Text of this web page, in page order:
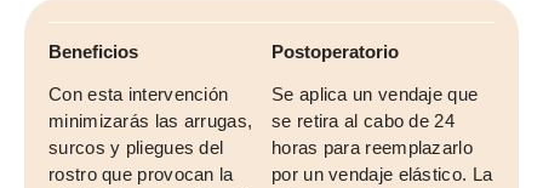
Beneficios
Con esta intervención
minimizarás las arrugas,
surcos y pliegues del
rostro que provocan la
Postoperatorio
Se aplica un vendaje que
se retira al cabo de 24
horas para reemplazarlo
por un vendaje elástico. La